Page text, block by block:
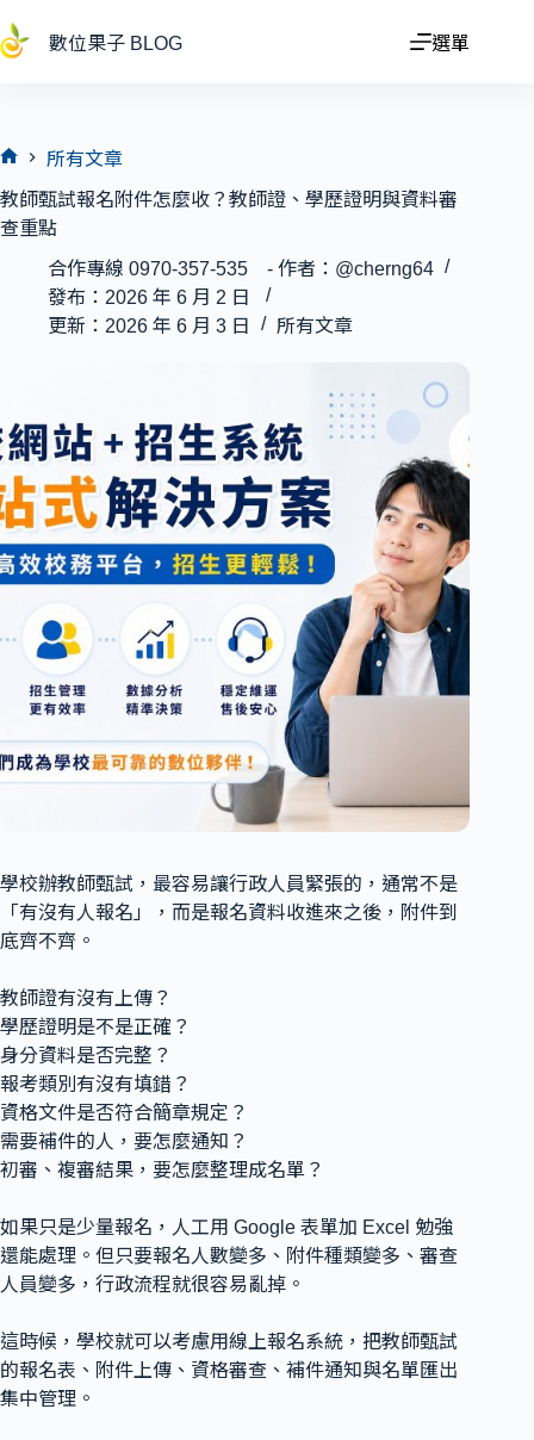
至
容
數位果子 BLOG 選單
頁
所有文章
教師甄試報名附件怎麼收？教師證、學歷證明與資料審
查重點
合作專線 0970-357-535 - 作者：@cherng64
發布：2026 年 6 月 2 日
更新：2026 年 6 月 3 日
所有文章
學校辦教師甄試，最容易讓行政人員緊張的，通常不是
「有沒有人報名」，而是報名資料收進來之後，附件到
底齊不齊。
教師證有沒有上傳？
學歷證明是不是正確？
身分資料是否完整？
報考類別有沒有填錯？
資格文件是否符合簡章規定？
需要補件的人，要怎麼通知？
初審、複審結果，要怎麼整理成名單？
如果只是少量報名，人工用 Google 表單加 Excel 勉強
還能處理。但只要報名人數變多、附件種類變多、審查
人員變多，行政流程就很容易亂掉。
這時候，學校就可以考慮用線上報名系統，把教師甄試
的報名表、附件上傳、資格審查、補件通知與名單匯出
集中管理。